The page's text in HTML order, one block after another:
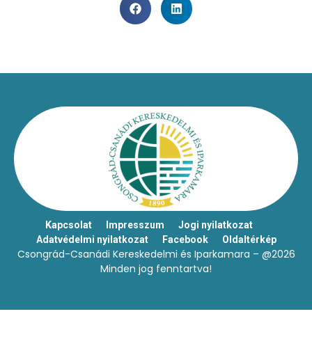
Kapcsolat Impresszum
Jogi nyilatkozat
Adatvédelmi nyilatkozat
Facebook Oldaltérkép
Csongrád-Csanádi Kereskedelmi és Iparkamara – @2026
Minden jog fenntartva!